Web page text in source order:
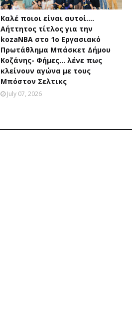
Καλέ ποιοι είναι αυτοί....
Αήττητος τίτλος για την
kozaNBA στο 1ο Εργασιακό
Πρωτάθλημα Μπάσκετ Δήμου
Κοζάνης- Φήμες... λένε πως
κλείνουν αγώνα με τους
Μπόστον Σελτικς
July 07, 2026